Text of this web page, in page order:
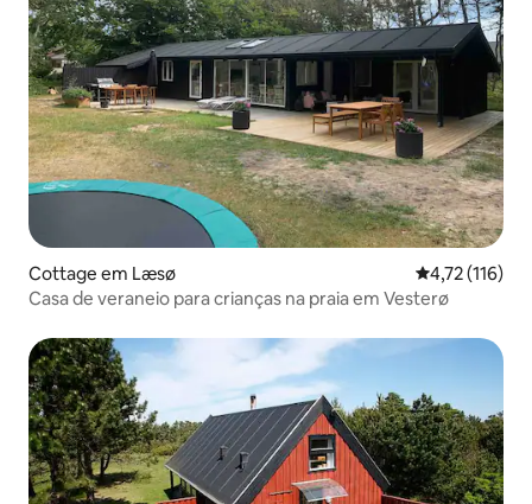
Cottage em Læsø Classificação
4,72 (116)
Casa de veraneio para crianças na praia em Vesterø